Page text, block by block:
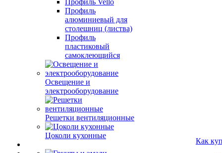
Профиль Vello
Профиль
алюминиевый для
столешниц (листва)
Профиль
пластиковый
самоклеющийся
Освещение и
электрооборудование
Решетки вентиляционные
Цоколи кухонные
Как